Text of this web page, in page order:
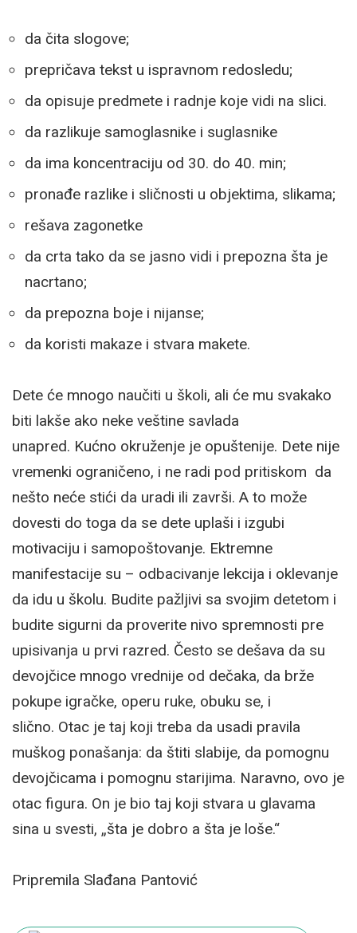
da čita slogove;
prepričava tekst u ispravnom redosledu;
da opisuje predmete i radnje koje vidi na slici.
da razlikuje samoglasnike i suglasnike
da ima koncentraciju od 30. do 40. min;
pronađe razlike i sličnosti u objektima, slikama;
rešava zagonetke
da crta tako da se jasno vidi i prepozna šta je
nacrtano;
da prepozna boje i nijanse;
da koristi makaze i stvara makete.
Dete će mnogo naučiti u školi, ali će mu svakako
biti lakše ako neke veštine savlada
unapred. Kućno okruženje je opuštenije. Dete nije
vremenki ograničeno, i ne radi pod pritiskom da
nešto neće stići da uradi ili završi. A to može
dovesti do toga da se dete uplaši i izgubi
motivaciju i samopoštovanje. Ektremne
manifestacije su – odbacivanje lekcija i oklevanje
da idu u školu. Budite pažljivi sa svojim detetom i
budite sigurni da proverite nivo spremnosti pre
upisivanja u prvi razred. Često se dešava da su
devojčice mnogo vrednije od dečaka, da brže
pokupe igračke, operu ruke, obuku se, i
slično. Otac je taj koji treba da usadi pravila
muškog ponašanja: da štiti slabije, da pomognu
devojčicama i pomognu starijima. Naravno, ovo je
otac figura. On je bio taj koji stvara u glavama
sina u svesti, „šta je dobro a šta je loše.“
Pripremila Slađana Pantović